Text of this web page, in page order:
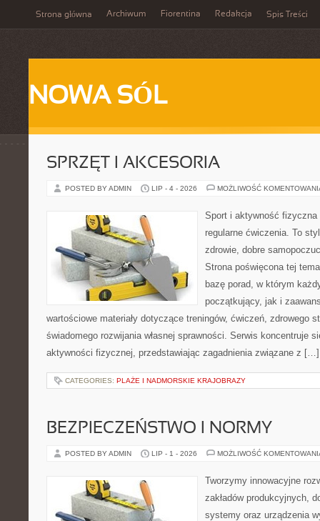
Strona główna Archiwum Fiorentina Redakcja Spis Treści
NOWA SÓL
SPRZĘT I AKCESORIA
POSTED BY ADMIN LIP - 4 - 2026 MOŻLIWOŚĆ
Sport i aktywność
regularne ćwiczenia. To
zdrowie, dobre
Strona poświęcona tej
bazę porad, w którym
początkujący, jak i
wartościowe materiały dotyczące treningów, ćwiczeń, zdrowego
świadomego rozwijania własnej sprawności. Serwis koncentruje
aktywności fizycznej, przedstawiając zagadnienia związane z […]
CATEGORIES: PLAŻE I NADMORSKIE KRAJOBRAZY
BEZPIECZEŃSTWO I NORMY
POSTED BY ADMIN LIP - 1 - 2026 MOŻLIWOŚĆ
Tworzymy innowacyjne
zakładów produkcyjnych,
systemy oraz urządzenia